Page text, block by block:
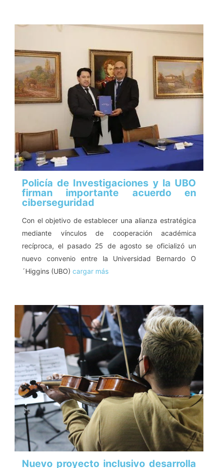
Policía de Investigaciones y la UBO
firman importante acuerdo en
ciberseguridad
Con el objetivo de establecer una alianza estratégica
mediante vínculos de cooperación académica
recíproca, el pasado 25 de agosto se oficializó un
nuevo convenio entre la Universidad Bernardo O
´Higgins (UBO) cargar más
Nuevo proyecto inclusivo desarrolla